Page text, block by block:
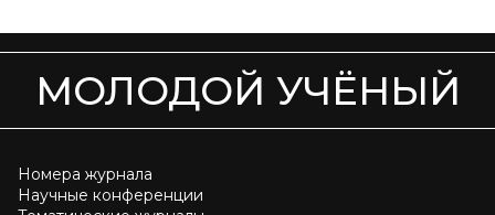
МОЛОДОЙ УЧЁНЫЙ
Номера журнала
Научные конференции